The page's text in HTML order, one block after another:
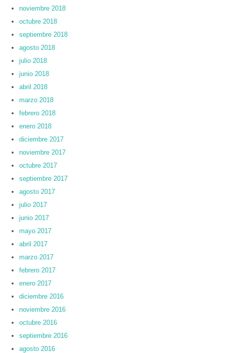
noviembre 2018
octubre 2018
septiembre 2018
agosto 2018
julio 2018
junio 2018
abril 2018
marzo 2018
febrero 2018
enero 2018
diciembre 2017
noviembre 2017
octubre 2017
septiembre 2017
agosto 2017
julio 2017
junio 2017
mayo 2017
abril 2017
marzo 2017
febrero 2017
enero 2017
diciembre 2016
noviembre 2016
octubre 2016
septiembre 2016
agosto 2016